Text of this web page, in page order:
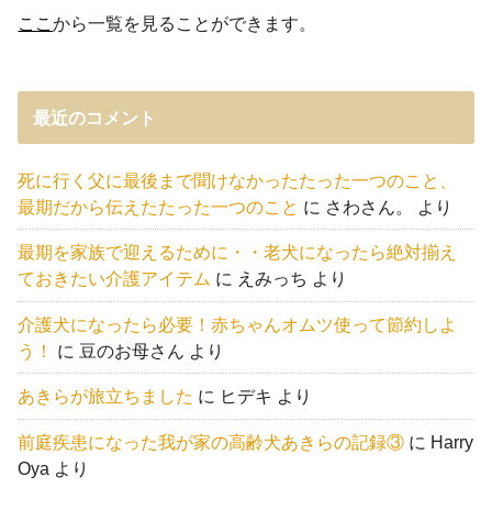
ここから一覧を見ることができます。
最近のコメント
死に行く父に最後まで聞けなかったたった一つのこと、
最期だから伝えたたった一つのこと に さわさん。 より
最期を家族で迎えるために・・老犬になったら絶対揃え
ておきたい介護アイテム に えみっち より
介護犬になったら必要！赤ちゃんオムツ使って節約しよ
う！
に 豆のお母さん より
あきらが旅立ちました に ヒデキ より
前庭疾患になった我が家の高齢犬あきらの記録③ に Harry
Oya より